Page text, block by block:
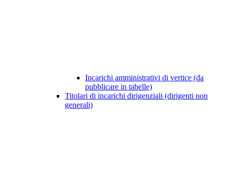
Incarichi amministrativi di vertice (da
pubblicare in tabelle)
Titolari di incarichi dirigenziali (dirigenti non
generali)